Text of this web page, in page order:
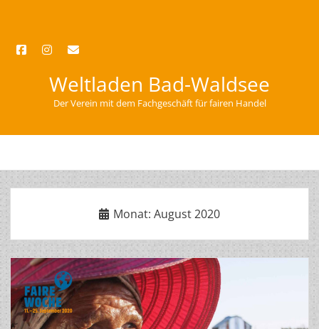
facebookinstagram
email
Weltladen Bad-Waldsee
Der Verein mit dem Fachgeschäft für fairen Handel
Monat: August 2020